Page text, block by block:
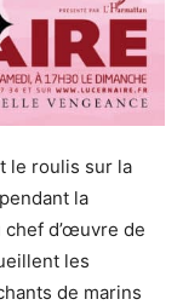
le roulis sur la
pendant la
chef d’œuvre de
les
de marins